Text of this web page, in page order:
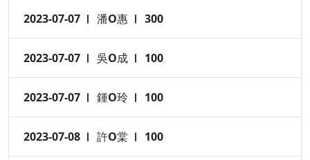
2023-07-07 潘O惠 300
2023-07-07 吳O成 100
2023-07-07 鍾O玲 100
2023-07-08 許O棠 100